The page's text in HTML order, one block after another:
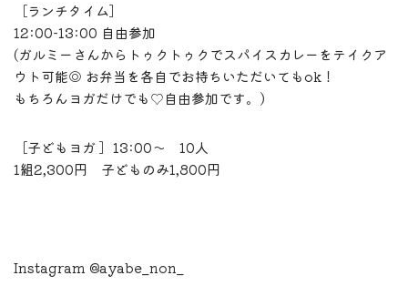
［ランチタイム］
12:00-13:00 自由参加
(ガルミーさんからトゥクトゥクでスパイスカレーをテイクア
ウト可能◎ お弁当を各自でお持ちいただいてもok！
もちろんヨガだけでも♡自由参加です。)
［子どもヨガ ］13:00〜 10人
1組2,300円 子どものみ1,800円
Instagram @ayabe_non_